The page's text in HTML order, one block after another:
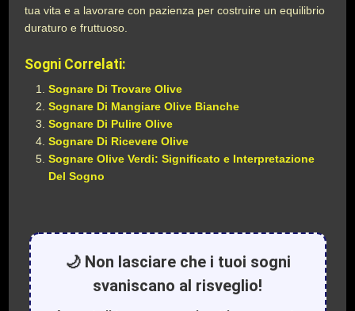
tua vita e a lavorare con pazienza per costruire un equilibrio
duraturo e fruttuoso.
Sogni Correlati:
Sognare Di Trovare Olive
Sognare Di Mangiare Olive Bianche
Sognare Di Pulire Olive
Sognare Di Ricevere Olive
Sognare Olive Verdi: Significato e Interpretazione
Del Sogno
🌙 Non lasciare che i tuoi sogni
svaniscano al risveglio!